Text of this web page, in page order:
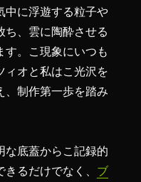
中に浮遊する粒子や
ち、雲に陶酔させる
す。こ現象にいつも
ィオと私はこ光沢を
、制作第一歩を踏み
な底蓋からこ記録的
るだけでなく、 ブ